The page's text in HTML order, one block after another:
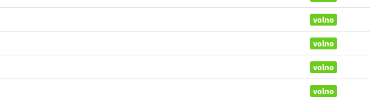
volno
volno
volno
volno